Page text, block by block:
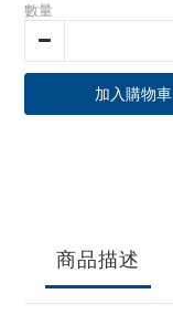
數量
加入購物車
商品描述